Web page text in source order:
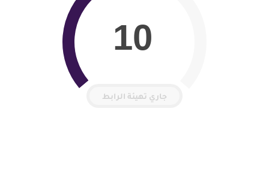
9
جاري تهيئة الرابط